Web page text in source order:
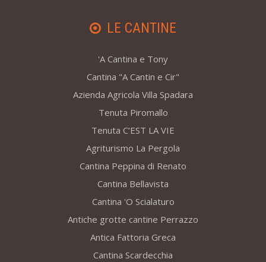
LE CANTINE
'A Cantina e Tony
Cantina "A Cantin e Cir"
Azienda Agricola Villa Spadara
Tenuta Piromallo
Tenuta C’EST LA VIE
Agriturismo La Pergola
Cantina Peppina di Renato
Cantina Bellavista
Cantina 'O Scialaturo
Antiche grotte cantine Perrazzo
Antica Fattoria Greca
Cantina Scardecchia